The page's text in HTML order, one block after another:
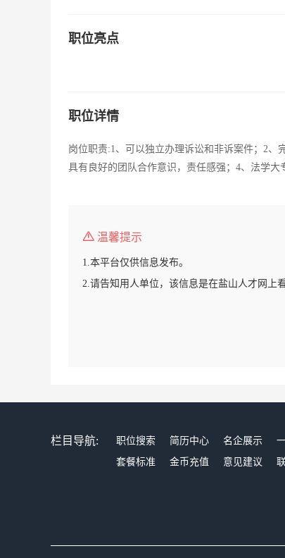
职位亮点
职位详情
岗位职责:1、可以独立办理诉讼和非诉案件；2、
具有良好的团队合作意识，责任感强；4、法学大
温馨提示
1.本平台仅供信息发布。
2.请告知用人单位，该信息是在盐山人才网上看
栏目导航: 职位搜索 简历中心 名企展示
套餐标准
金币充值 意见建议